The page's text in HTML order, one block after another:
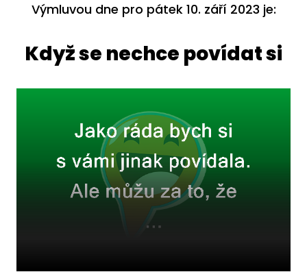
Výmluvou dne pro pátek 10. září 2023 je:
Když se nechce povídat si